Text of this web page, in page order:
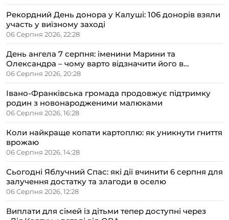
Рекордний День донора у Калуші: 106 донорів взяли
участь у виїзному заході
06 Серпня 2026, 22:28
День ангела 7 серпня: іменини Марини та
Олександра – чому варто відзначити його в
сімейному колі
06 Серпня 2026, 20:28
Івано-Франківська громада продовжує підтримку
родин з новонародженими малюками
06 Серпня 2026, 16:28
Коли найкраще копати картоплю: як уникнути гниття
врожаю
06 Серпня 2026, 14:28
Сьогодні Яблучний Спас: які дії вчинити 6 серпня для
залучення достатку та злагоди в оселю
06 Серпня 2026, 12:28
Виплати для сімей із дітьми тепер доступні через